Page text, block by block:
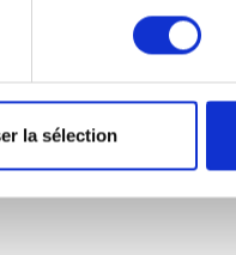
la sélection
prescrites EN779
par la norme. Vous